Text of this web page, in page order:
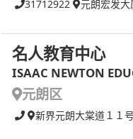
31712922 元朗宏发大
名人教育中心
ISAAC NEWTON
元朗区
新界元朗大棠道１１